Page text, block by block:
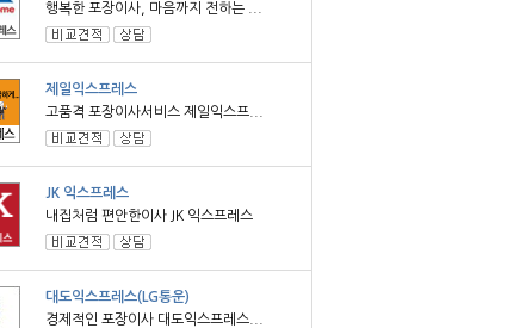
행복한 포장이사, 마음까지 전하는 ...
제일익스프레스
고품격 포장이사서비스 제일익스프...
JK 익스프레스
내집처럼 편안한이사 JK 익스프레스
대도익스프레스(LG통운)
경제적인 포장이사 대도익스프레스...